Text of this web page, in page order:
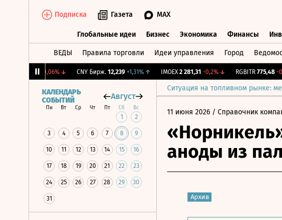
Подписка Газета MAX
Глобальные идеи Бизнес Экономика Финансы
ВЕДЫ Правила торговли Идеи управления Город
-0,06%↓ CNY Бирж. 12,239 +1,31%↑ IMOEX 2 281,31 -0,2%↓ RGBITR 775,48 -
Ситуация на топливном рынке:
КАЛЕНДАРЬ
СОБЫТИЙ
Август
Пн Вт Ср Чт Пт Сб Вс
1 2
3 4 5 6 7 8 9
10 11 12 13 14 15 16
17 18 19 20 21 22 23
24 25 26 27 28 29 30
31
11 июня 2026 / Справочник
аноды из
Архив